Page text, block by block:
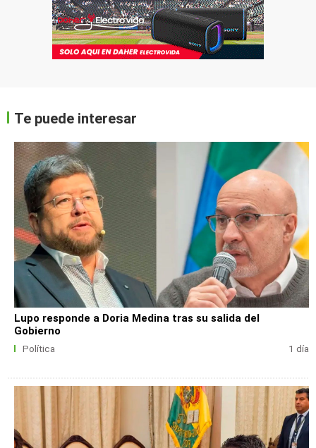
Te puede interesar
Lupo responde a Doria Medina tras su salida del
Gobierno
Política 1 día